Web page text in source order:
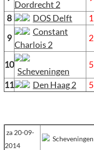
Dordrecht 2
8
DOS Delft 1
9
Constant
Charlois 2
2
10
Scheveningen
5
11
Den Haag 2 5
za 20-09-
2014
Scheveningen